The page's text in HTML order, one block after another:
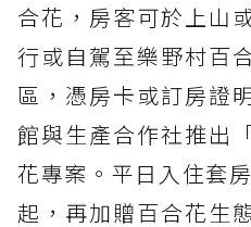
合花，房客可於上山
行或自駕至樂野村百
區，憑房卡或訂房證
館與生產合作社推出
花專案。平日入住套
起，再加贈百合花生